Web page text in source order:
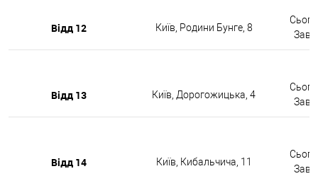
Відд 12 Київ, Родини Бунге, 8
Відд 13 Київ, Дорогожицька, 4
Відд 14 Київ, Кибальчича, 11